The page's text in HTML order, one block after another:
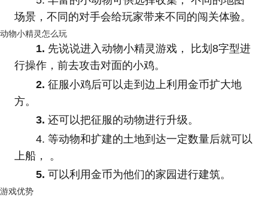
场景，不同的对手会给玩家带来不同的闯关体验。
动物小精灵怎么玩
1. 先说说进入动物小精灵游戏， 比划8字型进
行操作，前去攻击对面的小鸡。
2. 征服小鸡后可以走到边上利用金币扩大地
方。
3. 还可以把征服的动物进行升级。
4. 等动物和扩建的土地到达一定数量后就可以
上船， 。
5. 可以利用金币为他们的家园进行建筑。
游戏优势